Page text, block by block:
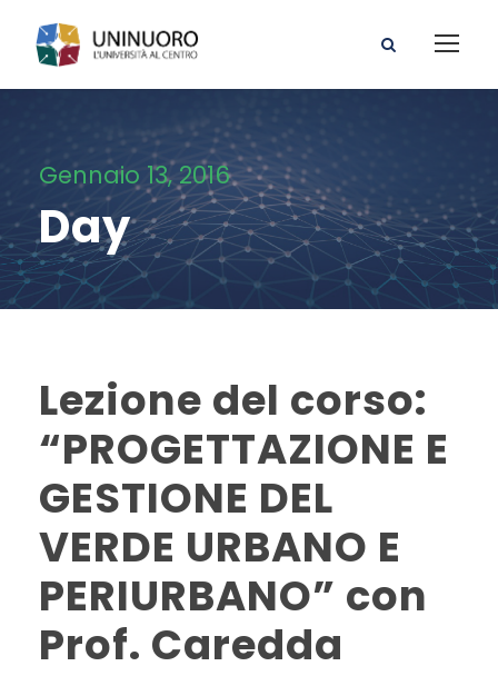
Gennaio 13, 2016
Day
Lezione del corso:
“PROGETTAZIONE E
GESTIONE DEL
VERDE URBANO E
PERIURBANO” con
Prof. Caredda